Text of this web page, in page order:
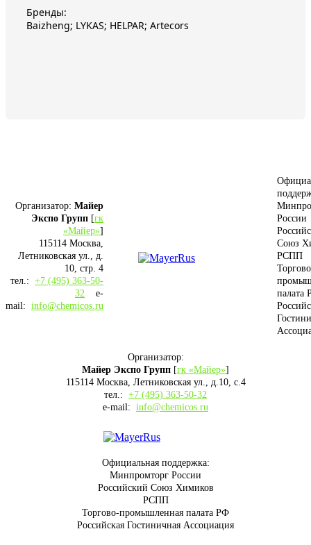
Бренды:
Baizheng; LYKAS; HELPAR; Artecors
Организатор: Майер
Экспо Групп [гк
«Майер»]
115114 Москва,
Летниковская ул., д.
10, стр. 4
тел.: +7 (495) 363-50-
32 e-
mail: info@chemicos.ru
России
Союз
РСПП
палата
Организатор:
Майер Экспо Групп [гк «Майер»]
115114 Москва, Летниковская ул., д.10, с.4
тел.: +7 (495) 363-50-32
e-mail: info@chemicos.ru
Официальная поддержка:
Минпромторг России
Российский Союз Химиков
РСПП
Торгово-промышленная палата РФ
Российская Гостиничная Ассоциация